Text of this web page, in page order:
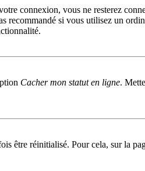
connexion, vous ne resterez
recommandé si vous utilisez un
Cacher mon statut en ligne.
être réinitialisé. Pour cela, sur la